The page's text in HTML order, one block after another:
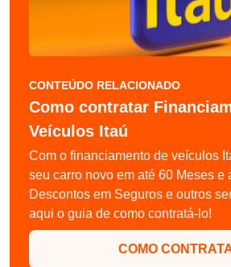
CONTEÚDO RELACIONADO
Como contratar
Veículos Itaú
Com o financiamento de veículos
seu carro novo em até 60 Meses e
Descontos em Seguros e outros
aqui o guia de como contratá-lo!
COMO